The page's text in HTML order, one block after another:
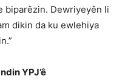
biparêzin. Dewriyeyên li
dikin da ku ewlehiya
YPJ’ê